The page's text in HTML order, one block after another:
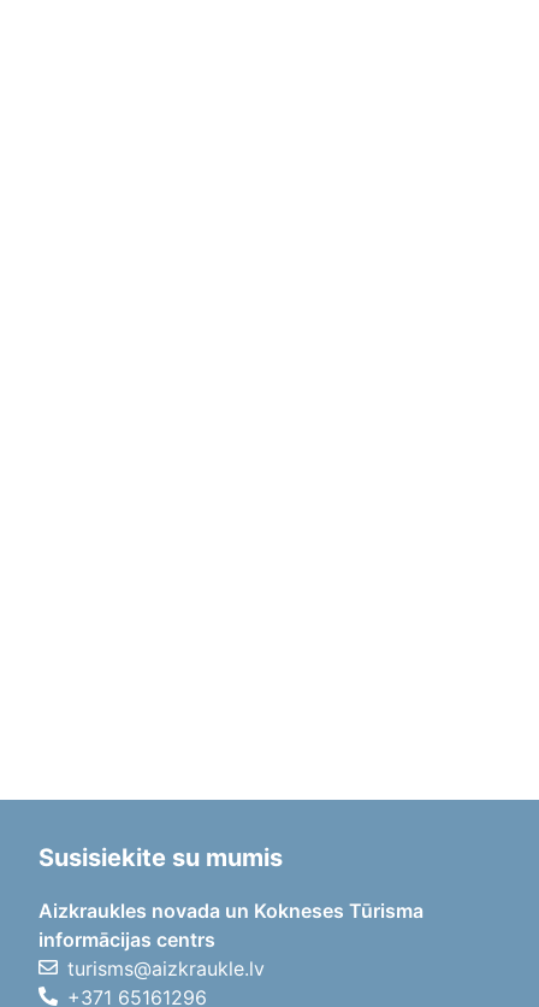
Susisiekite su mumis
Aizkraukles novada un Kokneses Tūrisma
informācijas centrs
turisms@aizkraukle.lv
+371 65161296